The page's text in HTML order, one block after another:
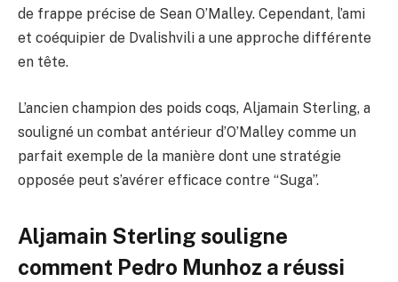
de frappe précise de Sean O’Malley. Cependant, l’ami
et coéquipier de Dvalishvili a une approche différente
en tête.
L’ancien champion des poids coqs, Aljamain Sterling, a
souligné un combat antérieur d’O’Malley comme un
parfait exemple de la manière dont une stratégie
opposée peut s’avérer efficace contre “Suga”.
Aljamain Sterling souligne
comment Pedro Munhoz a réussi